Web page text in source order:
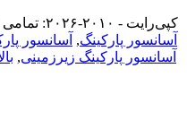
© کپی‌رایت - ۲۰۱۰-۲۰۲۶: تمامی حقوق محفوظ است.
آسانسور پارکینگ, آسانسور
آسانسور پارکینگ زیرزمینی,